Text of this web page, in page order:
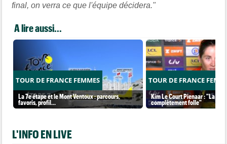
final, on verra ce que l'équipe décidera."
A lire aussi...
TOUR DE FRANCE FEMMES
La 7e étape et le Mont Ventoux : parcours,
favoris, profil…
TOUR DE FRANCE
Kim Le Court Pienaar : "La
complètement folle"
L'INFO EN LIVE